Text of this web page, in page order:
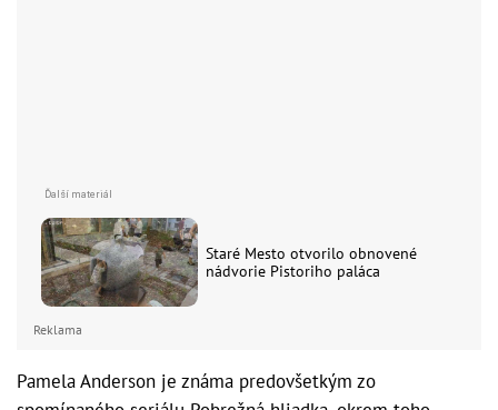
Staré Mesto otvorilo obnovené
nádvorie Pistoriho paláca
Reklama
Pamela Anderson je známa predovšetkým zo